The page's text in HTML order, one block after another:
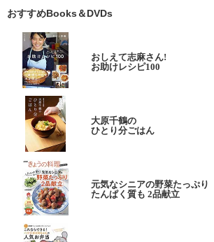
おすすめBooks＆DVDs
おしえて志麻さん!
お助けレシピ100
大原千鶴の
ひとり分ごはん
元気なシニアの野菜たっぷり
たんぱく質も 2品献立